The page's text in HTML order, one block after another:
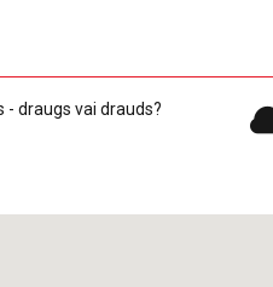
- draugs vai drauds?